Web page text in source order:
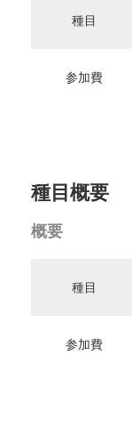
種目
参加費
種目概要
概要
種目
参加費